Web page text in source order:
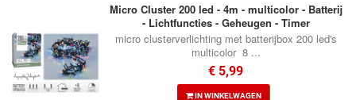
Micro Cluster 200 led - 4m - multicolor - Batterij
- Lichtfuncties - Geheugen - Timer
micro clusterverlichting met batterijbox 200 led's
multicolor 8 ...
€ 5,99
IN WINKELWAGEN